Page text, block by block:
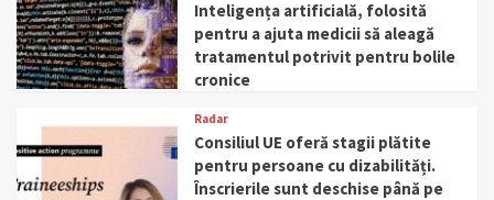
Inteligența artificială, folosită
pentru a ajuta medicii să aleagă
tratamentul potrivit pentru bolile
cronice
Radar
Consiliul UE oferă stagii plătite
pentru persoane cu dizabilități.
Înscrierile sunt deschise până pe